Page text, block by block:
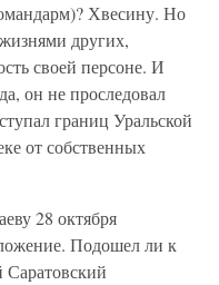
Хвесину. Но
других,
своей персоне. И
он не проследовал
границ Уральской
от собственных
28 октября
Подошел ли к